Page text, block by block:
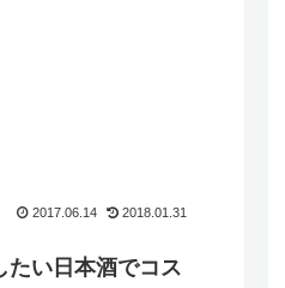
2017.06.14 2018.01.31
い日本酒でコス